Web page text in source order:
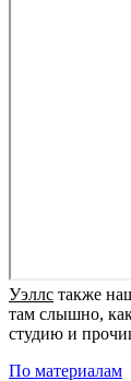
Уэллс также
там слышно,
студию и
По материалам